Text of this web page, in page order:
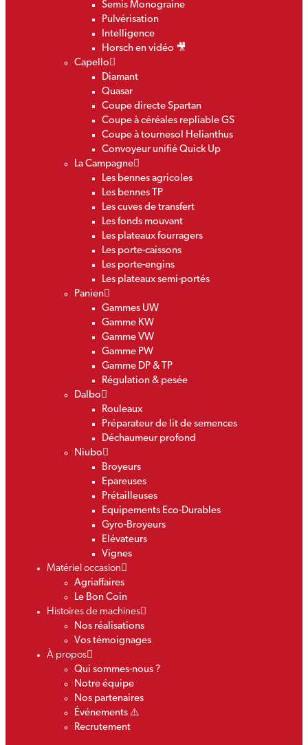
Semis Monograine
Pulvérisation
Intelligence
Horsch en vidéo 🎥
Capello
Diamant
Quasar
Coupe directe Spartan
Coupe à céréales repliable GS
Coupe à tournesol Helianthus
Convoyeur unifié Quick Up
La Campagne
Les bennes agricoles
Les bennes TP
Les cuves de transfert
Les fonds mouvant
Les plateaux fourragers
Les porte-caissons
Les porte-engins
Les plateaux semi-portés
Panien
Gammes UW
Gamme KW
Gamme VW
Gamme PW
Gamme DP & TP
Régulation & pesée
Dalbo
Rouleaux
Préparateur de lit de semences
Déchaumeur profond
Niubo
Broyeurs
Epareuses
Prétailleuses
Equipements Eco-Durables
Gyro-Broyeurs
Elévateurs
Vignes
Matériel occasion
Agriaffaires
Le Bon Coin
Histoires de machines
Nos réalisations
Vos témoignages
À propos
Qui sommes-nous ?
Notre équipe
Nos partenaires
Événements ⚠️
Recrutement